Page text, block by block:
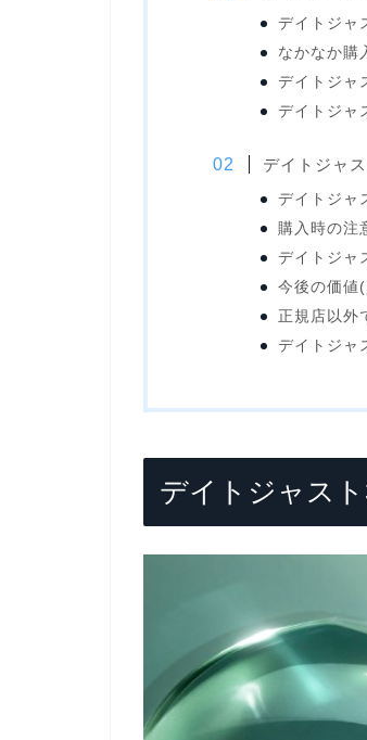
デイトジャ
なかなか購
デイトジャ
デイトジャ
デイトジャ
デイトジャ
購入時の注
デイトジャ
今後の価値
正規店以外
デイトジャ
デイトジャス